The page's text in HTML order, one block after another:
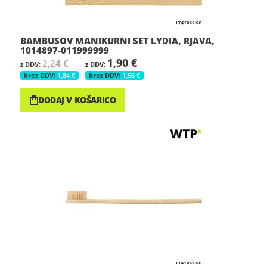
BAMBUSOV MANIKURNI SET LYDIA, RJAVA,
1014897-011999999
2,24 €
1,84 €
1,90 €
1,56 €
DODAJ V KOŠARICO